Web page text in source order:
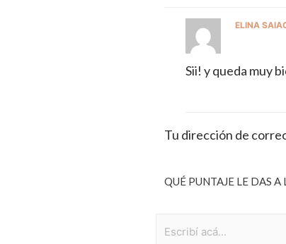
ELINA
Sii! y queda muy
Tu dirección de
QUÉ PUNTAJE LE DAS A